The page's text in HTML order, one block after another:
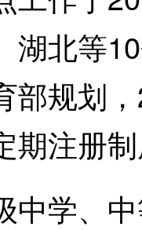
北等
部规划
注册制
学、中